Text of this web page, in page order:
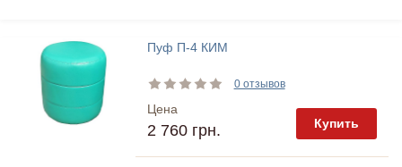
Пуф П-4 КИМ
0 отзывов
Цена
2 760 грн. Купить